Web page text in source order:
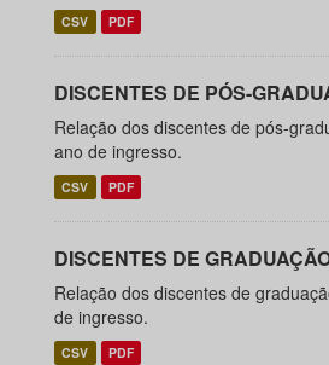
CSV PDF
DISCENTES DE PÓS-
Relação dos discentes de pós-
ano de ingresso.
CSV PDF
DISCENTES DE
Relação dos discentes de
de ingresso.
CSV PDF